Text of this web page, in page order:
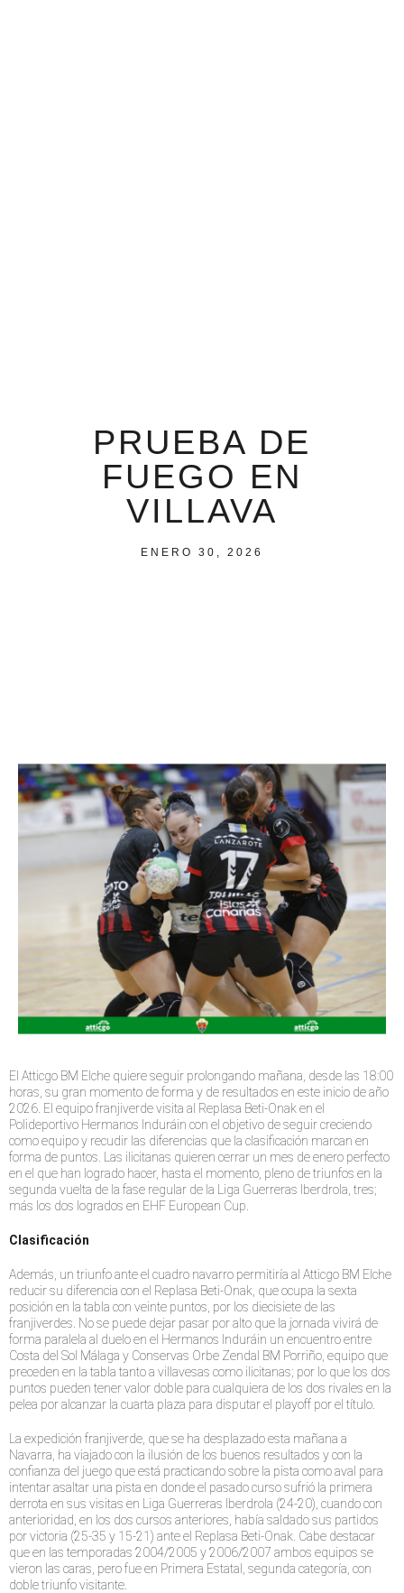
PRUEBA DE
FUEGO EN
VILLAVA
ENERO 30, 2026
El Atticgo BM Elche quiere seguir prolongando mañana, desde las 18:00
horas, su gran momento de forma y de resultados en este inicio de año
2026. El equipo franjiverde visita al Replasa Beti-Onak en el
Polideportivo Hermanos Induráin con el objetivo de seguir creciendo
como equipo y recudir las diferencias que la clasificación marcan en
forma de puntos. Las ilicitanas quieren cerrar un mes de enero perfecto
en el que han logrado hacer, hasta el momento, pleno de triunfos en la
segunda vuelta de la fase regular de la Liga Guerreras Iberdrola, tres;
más los dos logrados en EHF European Cup.
Clasificación
Además, un triunfo ante el cuadro navarro permitiría al Atticgo BM Elche
reducir su diferencia con el Replasa Beti-Onak, que ocupa la sexta
posición en la tabla con veinte puntos, por los diecisiete de las
franjiverdes. No se puede dejar pasar por alto que la jornada vivirá de
forma paralela al duelo en el Hermanos Induráin un encuentro entre
Costa del Sol Málaga y Conservas Orbe Zendal BM Porriño, equipo que
preceden en la tabla tanto a villavesas como ilicitanas; por lo que los dos
puntos pueden tener valor doble para cualquiera de los dos rivales en la
pelea por alcanzar la cuarta plaza para disputar el playoff por el título.
La expedición franjiverde, que se ha desplazado esta mañana a
Navarra, ha viajado con la ilusión de los buenos resultados y con la
confianza del juego que está practicando sobre la pista como aval para
intentar asaltar una pista en donde el pasado curso sufrió la primera
derrota en sus visitas en Liga Guerreras Iberdrola (24-20), cuando con
anterioridad, en los dos cursos anteriores, había saldado sus partidos
por victoria (25-35 y 15-21) ante el Replasa Beti-Onak. Cabe destacar
que en las temporadas 2004/2005 y 2006/2007 ambos equipos se
vieron las caras, pero fue en Primera Estatal, segunda categoría, con
doble triunfo visitante.